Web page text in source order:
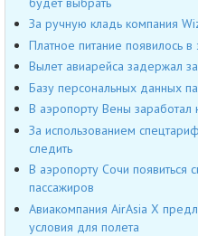
За ручную кладь компания
Платное питание появилось
Вылет авиарейса задержал
Базу персональных данных
В аэропорту Вены заработал
За использованием
следить
В аэропорту Сочи появиться
пассажиров
Авиакомпания AirAsia X
условия для полета